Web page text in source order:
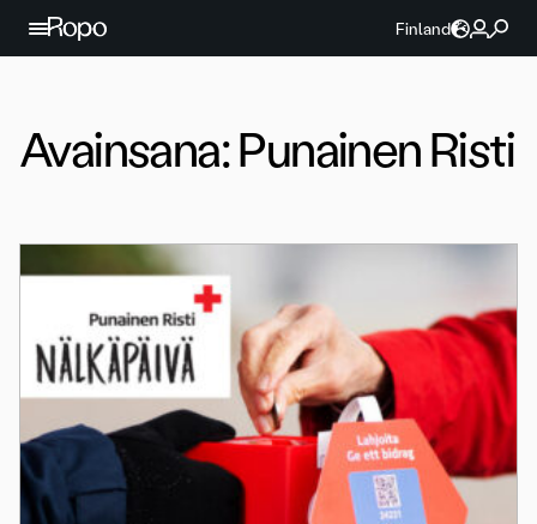
Jatka sisältöön
Finland
Avainsana:Punainen Risti